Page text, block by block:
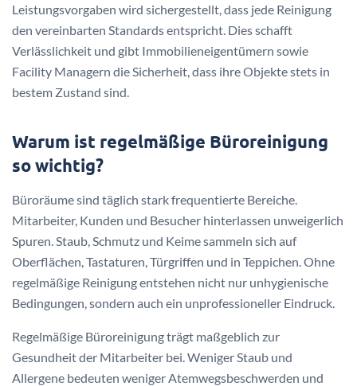
Leistungsvorgaben wird sichergestellt, dass jede Reinigung
den vereinbarten Standards entspricht. Dies schafft
Verlässlichkeit und gibt Immobilieneigentümern sowie
Facility Managern die Sicherheit, dass ihre Objekte stets in
bestem Zustand sind.
Warum ist regelmäßige Büroreinigung
so wichtig?
Büroräume sind täglich stark frequentierte Bereiche.
Mitarbeiter, Kunden und Besucher hinterlassen unweigerlich
Spuren. Staub, Schmutz und Keime sammeln sich auf
Oberflächen, Tastaturen, Türgriffen und in Teppichen. Ohne
regelmäßige Reinigung entstehen nicht nur unhygienische
Bedingungen, sondern auch ein unprofessioneller Eindruck.
Regelmäßige Büroreinigung trägt maßgeblich zur
Gesundheit der Mitarbeiter bei. Weniger Staub und
Allergene bedeuten weniger Atemwegsbeschwerden und